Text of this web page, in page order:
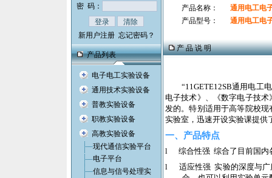
密 码：
新用户注册 忘记密码？
产品列表
电子电工实验设备
通用技术实验设备
普教实验设备
职教实验设备
高教实验设备
现代通信实验平台
电子平台
信息与信号处理实
产品名称：
通用电工电
产品型号：
通用电工电
产 品 说 明
“11GETE12SB通用电工
电子技术》、《数字电子技
发的。特别适用于高等院校
实验室，迅速开设实验课提供
一、产品特点
l 综合性强 综合了目前国内
l
适应性强 实验的深度与